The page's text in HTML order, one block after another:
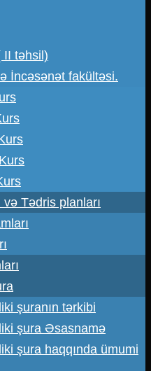
II təhsil)
İncəsənət fakültəsi.
Tədris planları
şuranın tərkibi
şura Əsasnamə
şura haqqında ümumi